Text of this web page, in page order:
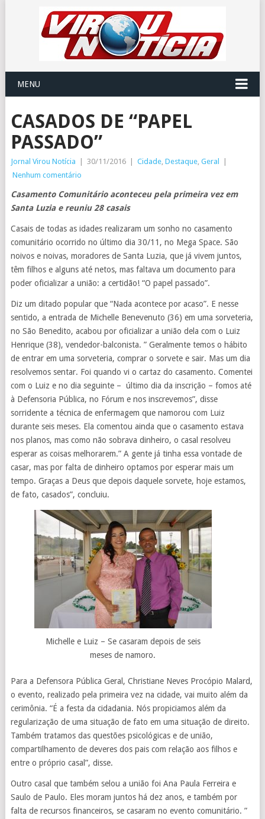
MENU
CASADOS DE “PAPEL
PASSADO”
Jornal Virou Notícia 30/11/2016 Cidade, Destaque, Geral
Nenhum comentário
Casamento Comunitário aconteceu pela primeira vez em
Santa Luzia e reuniu 28 casais
Casais de todas as idades realizaram um sonho no casamento
comunitário ocorrido no último dia 30/11, no Mega Space. São
noivos e noivas, moradores de Santa Luzia, que já vivem juntos,
têm filhos e alguns até netos, mas faltava um documento para
poder oficializar a união: a certidão! “O papel passado”.
Diz um ditado popular que “Nada acontece por acaso”. E nesse
sentido, a entrada de Michelle Benevenuto (36) em uma sorveteria,
no São Benedito, acabou por oficializar a união dela com o Luiz
Henrique (38), vendedor-balconista. ” Geralmente temos o hábito
de entrar em uma sorveteria, comprar o sorvete e sair. Mas um dia
resolvemos sentar. Foi quando vi o cartaz do casamento. Comentei
com o Luiz e no dia seguinte – último dia da inscrição – fomos até
à Defensoria Pública, no Fórum e nos inscrevemos”, disse
sorridente a técnica de enfermagem que namorou com Luiz
durante seis meses. Ela comentou ainda que o casamento estava
nos planos, mas como não sobrava dinheiro, o casal resolveu
esperar as coisas melhorarem.” A gente já tinha essa vontade de
casar, mas por falta de dinheiro optamos por esperar mais um
tempo. Graças a Deus que depois daquele sorvete, hoje estamos,
de fato, casados”, concluiu.
Michelle e Luiz – Se casaram depois de seis
meses de namoro.
Para a Defensora Pública Geral, Christiane Neves Procópio Malard,
o evento, realizado pela primeira vez na cidade, vai muito além da
cerimônia. “É a festa da cidadania. Nós propiciamos além da
regularização de uma situação de fato em uma situação de direito.
Também tratamos das questões psicológicas e de união,
compartilhamento de deveres dos pais com relação aos filhos e
entre o próprio casal”, disse.
Outro casal que também selou a união foi Ana Paula Ferreira e
Saulo de Paulo. Eles moram juntos há dez anos, e também por
falta de recursos financeiros, se casaram no evento comunitário. ”